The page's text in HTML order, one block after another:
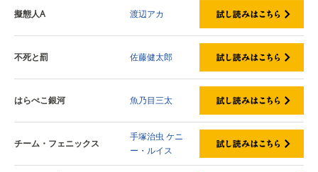
擬態人A 渡辺アカ
不死と罰 佐藤健太郎
はらぺこ銀河 魚乃目三太
チーム・フェニックス
手塚治虫 ケニ
ー・ルイス